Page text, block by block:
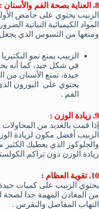
8. العناية بصحة الفم والأسنان :
الزبيب يحتوي على حامض
المواد الكيميائية النباتية
ومنعها من التسوس الذي
الزبيب يمنع نمو
في شكل جيد، كما أنه
جيدة، تمنع الأسنان من
يحتوي على البورون
الفم .
9. زيادة الوزن :
إذا قمت بالعديد من المحاولات
الزبيب أفضل مكون لزيادة
والجلوكوز الذي يعطيك
زيادة الوزن دون تراكم
10. تقوية العظام :
يحتوي الزبيب على كميات
من المعادن المهمة جدا لصحة
التهاب المفاصل والنقرس .